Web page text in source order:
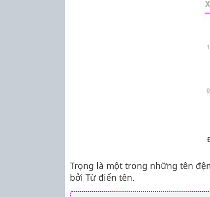
Trọng là một trong những tên
bởi Từ điển tên.